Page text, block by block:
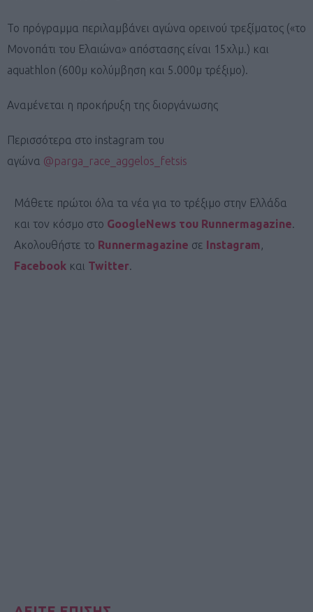
Το πρόγραμμα περιλαμβάνει αγώνα ορεινού τρεξίματος («το
Μονοπάτι του Ελαιώνα» απόστασης είναι 15χλμ.) και
aquathlon (600μ κολύμβηση και 5.000μ τρέξιμο).
Αναμένεται η προκήρυξη της διοργάνωσης
Περισσότερα στο instagram του
αγώνα @parga_race_aggelos_fetsis
Μάθετε πρώτοι όλα τα νέα για το τρέξιμο στην Ελλάδα
και τον κόσμο στο GoogleNews του Runnermagazine.
Ακολουθήστε το Runnermagazine σε Instagram,
Facebook και Twitter.